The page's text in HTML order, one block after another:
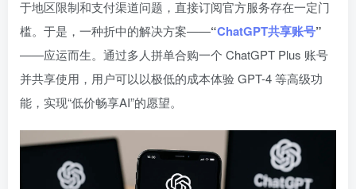
于地区限制和支付渠道问题，直接订阅官方服务存在一定门
槛。于是，一种折中的解决方案——“ChatGPT共享账号”
——应运而生。通过多人拼单合购一个 ChatGPT Plus 账号
并共享使用，用户可以以极低的成本体验 GPT-4 等高级功
能，实现“低价畅享AI”的愿望。